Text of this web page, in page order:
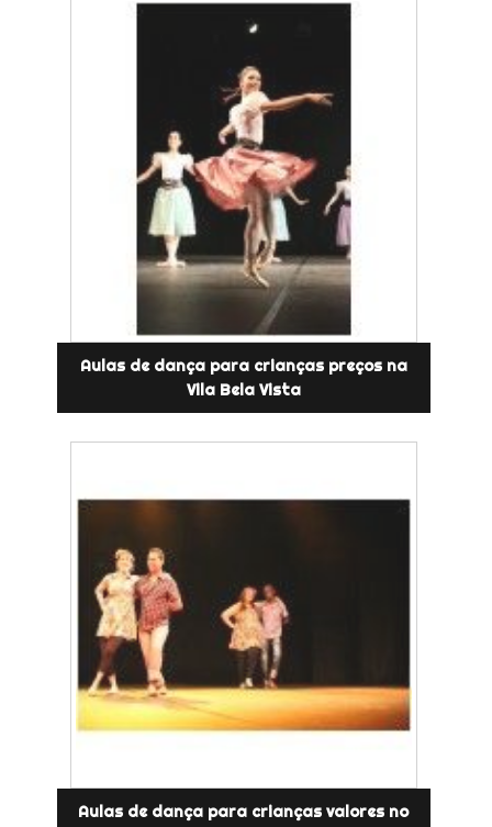
Aulas de dança para crianças preços na
Vila Bela Vista
Aulas de dança para crianças valores no